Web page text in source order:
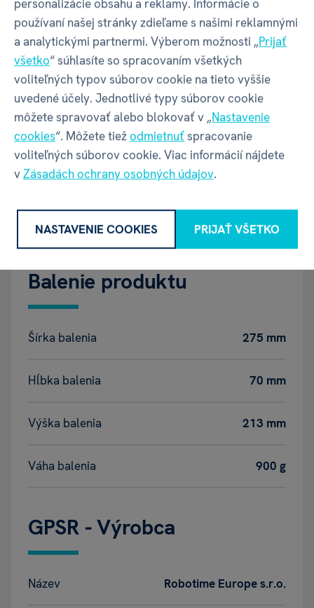
ROBOTIME
Vlastnosti
Kód produktu 11675
EAN 6946785122213
Balenie produktu
Šírka balenia 275 mm
Hĺbka balenia 70 mm
Výška balenia 213 mm
Váha balenia 900 g
GPSR - Výrobca
Název Robotime Europe s.r.o.
personalizácie obsahu a reklamy. Informácie o
používaní našej stránky zdieľame s našimi reklamnými
a analytickými partnermi. Výberom možnosti „Prijať
všetko“ súhlasíte so spracovaním všetkých
voliteľných typov súborov cookie na tieto vyššie
uvedené účely. Jednotlivé typy súborov cookie
môžete spravovať alebo blokovať v „Nastavenie
cookies“. Môžete tiežodmietnuťspracovanie
voliteľných súborov cookie. Viac informácií nájdete
vZásadách ochrany osobných údajov.
NASTAVENIE COOKIES PRIJAŤ VŠETKO